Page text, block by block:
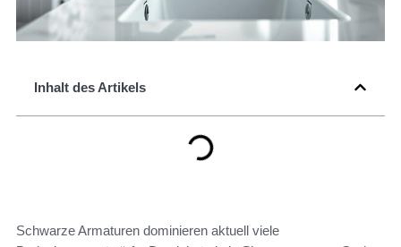
Inhalt des Artikels
Schwarze Armaturen dominieren aktuell viele